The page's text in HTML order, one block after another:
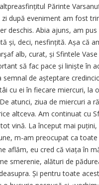
Părinte
după eveniment am fost
deschis. Abia ajuns, am
și, deci, nesfințită. Așa că
alb, curat, și Sfintele
să fac pace și liniște în
semnal de așteptare
cu ei în fiecare miercuri, la
atunci, ziua de miercuri a
altceva. Am continuat cu
vină. La început mai
m-am preocupat ca
aflăm, eu cred că viața în
smerenie, alături de
Și pentru toate